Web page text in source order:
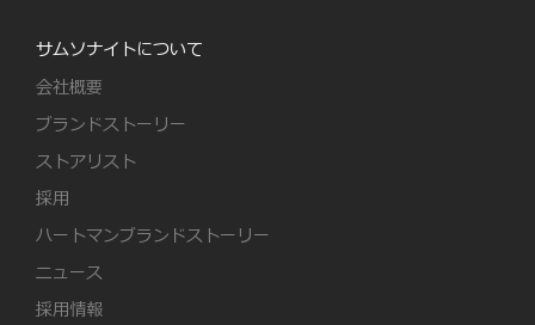
サムソナイトについて
会社概要
ブランドストーリー
ストアリスト
採用
ハートマンブランドストーリー
ニュース
採用情報